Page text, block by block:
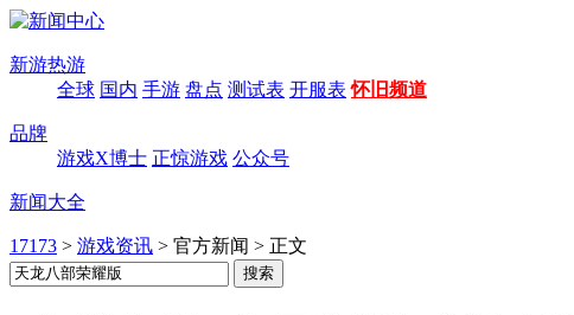
新游热游
全球 国内 手游 盘点 测试表 开服表 怀旧频道
品牌
游戏X博士 正惊游戏 公众号
新闻大全
17173 > 游戏资讯 > 官方新闻 > 正文